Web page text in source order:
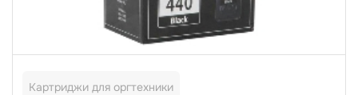
Картриджи для оргтехники